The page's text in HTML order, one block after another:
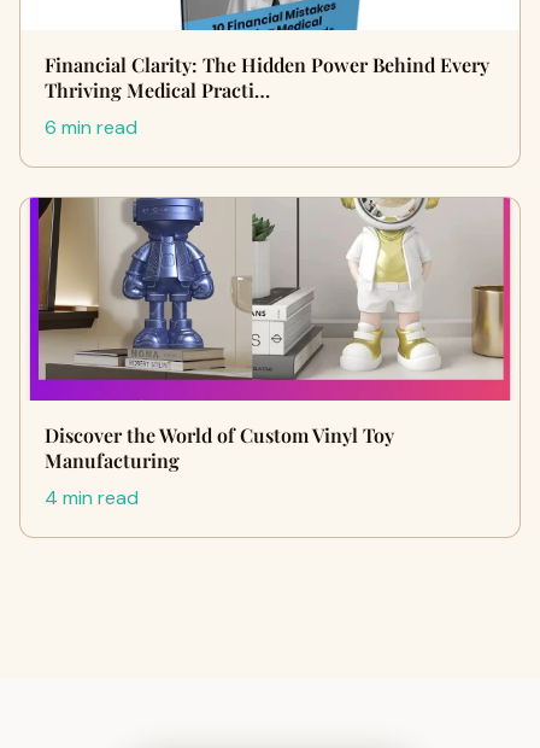
Financial Clarity: The Hidden Power Behind Every
Thriving Medical Practi…
6 min read
Discover the World of Custom Vinyl Toy
Manufacturing
4 min read